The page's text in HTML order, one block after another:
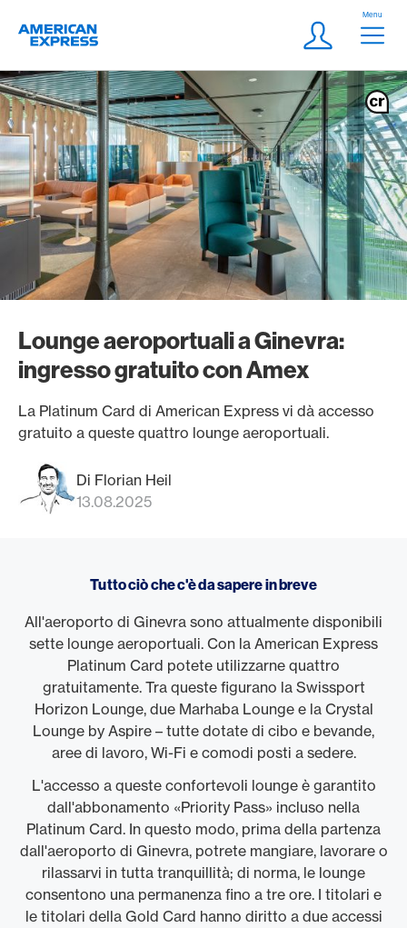
Logo
Meta
Login
Menu
Lounge aeroportuali a Ginevra:
ingresso gratuito con Amex
La Platinum Card di American Express vi dà accesso
gratuito a queste quattro lounge aeroportuali.
Di Florian Heil
13.08.2025
Tutto ciò che c'è da sapere in breve
All'aeroporto di Ginevra sono attualmente disponibili
sette lounge aeroportuali. Con la American Express
Platinum Card potete utilizzarne quattro
gratuitamente. Tra queste figurano la Swissport
Horizon Lounge, due Marhaba Lounge e la Crystal
Lounge by Aspire – tutte dotate di cibo e bevande,
aree di lavoro, Wi-Fi e comodi posti a sedere.
L'accesso a queste confortevoli lounge è garantito
dall'abbonamento «Priority Pass» incluso nella
Platinum Card. In questo modo, prima della partenza
dall'aeroporto di Ginevra, potrete mangiare, lavorare o
rilassarvi in tutta tranquillità; di norma, le lounge
consentono una permanenza fino a tre ore. I titolari e
le titolari della Gold Card hanno diritto a due accessi